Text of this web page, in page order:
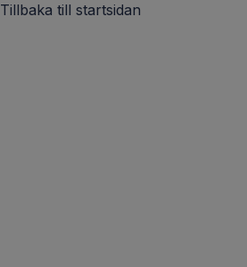
Tillbaka till startsidan